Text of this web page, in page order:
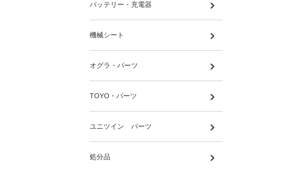
バッテリー・充電器
機械シート
オグラ・パーツ
TOYO・パーツ
ユニツイン パーツ
処分品